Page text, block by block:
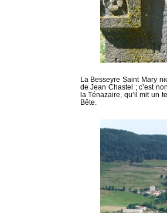
La Besseyre Saint Mary
de Jean Chastel ; c’est
la Ténazaire, qu’il mit un
Bête.